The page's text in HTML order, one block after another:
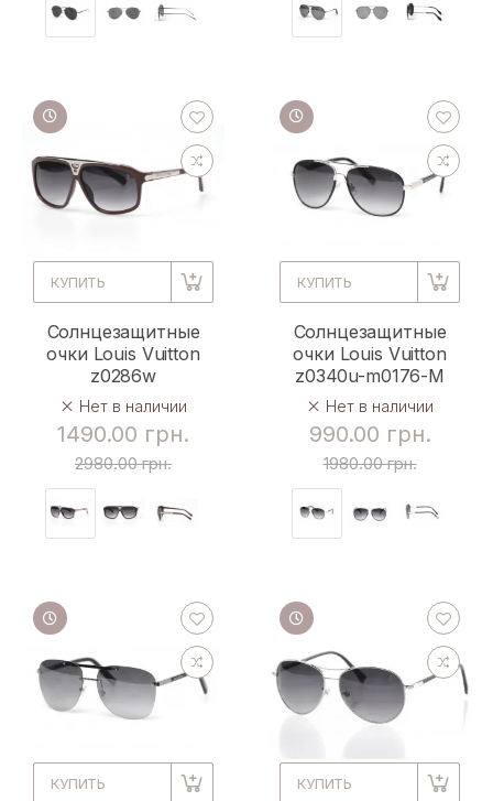
КУПИТЬ
Солнцезащитные
очки Louis Vuitton
z0286w
Нет в наличии
1490.00 грн.
2980.00 грн.
КУПИТЬ
Солнцезащитные
очки Louis Vuitton
z0340u-m0176-M
Нет в наличии
990.00 грн.
1980.00 грн.
КУПИТЬ КУПИТЬ